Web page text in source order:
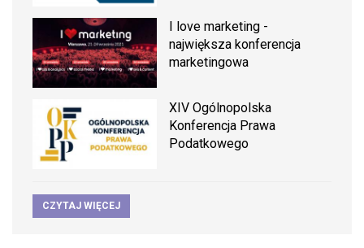
I love marketing -
największa konferencja
marketingowa
XIV Ogólnopolska
Konferencja Prawa
Podatkowego
CZYTAJ WIĘCEJ